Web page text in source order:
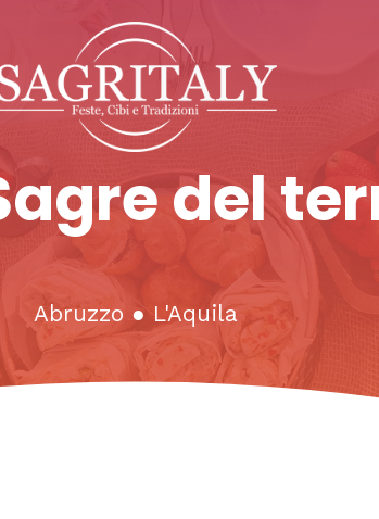
del
Abruzzo ●L'Aquila